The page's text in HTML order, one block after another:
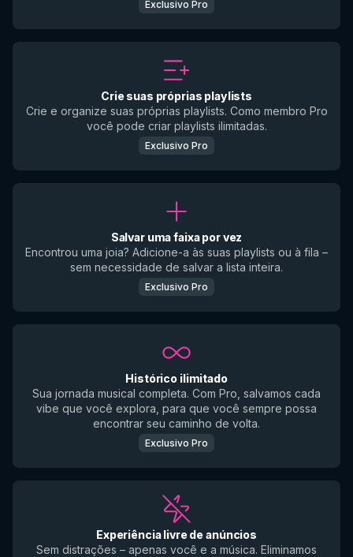
Exclusivo Pro
Crie suas próprias playlists
Crie e organize suas próprias playlists. Como membro Pro
você pode criar playlists ilimitadas.
Exclusivo Pro
Salvar uma faixa por vez
Encontrou uma joia? Adicione-a às suas playlists ou à fila –
sem necessidade de salvar a lista inteira.
Exclusivo Pro
Histórico ilimitado
Sua jornada musical completa. Com Pro, salvamos cada
vibe que você explora, para que você sempre possa
encontrar seu caminho de volta.
Exclusivo Pro
Experiência livre de anúncios
Sem distrações – apenas você e a música. Eliminamos